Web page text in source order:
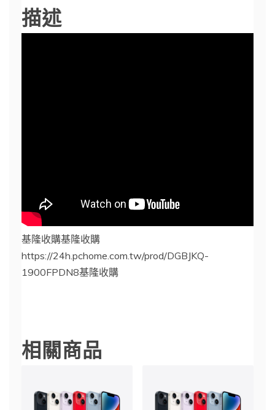
描述
基隆收購基隆收購
https://24h.pchome.com.tw/prod/DGBJKQ-
1900FPDN8基隆收購
相關商品